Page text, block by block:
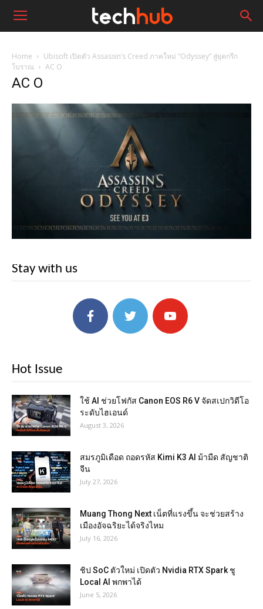
Home
Ubisoft เปิดตัว Assassin’s Creed ภาคใหม่ “Odyssey” สู่ยุคกรีก
โบราณ
AC O
AC O
Stay with us
Hot Issue
ใช้ AI ช่วยโฟกัส Canon EOS R6 V จัดสเปกวิดีโอ
ระดับไฮเอนด์
August 3, 2026
สมรภูมิเดือด ถอดรหัส Kimi K3 AI ม้ามืด สัญชาติ
จีน
July 27, 2026
Muang Thong Next เน็ตที่แรงขึ้น จะช่วยสร้าง
เมืองอัจฉริยะได้จริงไหม
July 16, 2026
ชิป SoC ตัวใหม่ เปิดตัว Nvidia RTX Spark ชู
Local AI พกพาได้
June 5, 2026